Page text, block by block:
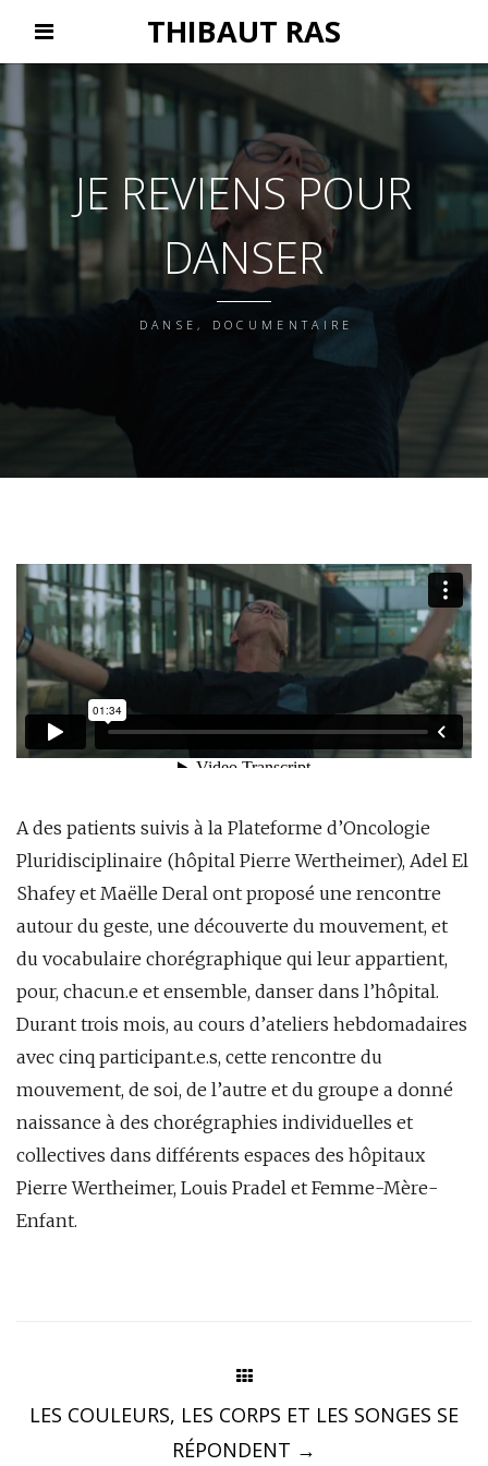
THIBAUT RAS
JE REVIENS POUR
DANSER
DANSE, DOCUMENTAIRE
A des patients suivis à la Plateforme d’Oncologie
Pluridisciplinaire (hôpital Pierre Wertheimer), Adel El
Shafey et Maëlle Deral ont proposé une rencontre
autour du geste, une découverte du mouvement, et
du vocabulaire chorégraphique qui leur appartient,
pour, chacun.e et ensemble, danser dans l’hôpital.
Durant trois mois, au cours d’ateliers hebdomadaires
avec cinq participant.e.s, cette rencontre du
mouvement, de soi, de l’autre et du groupe a donné
naissance à des chorégraphies individuelles et
collectives dans différents espaces des hôpitaux
Pierre Wertheimer, Louis Pradel et Femme-Mère-
Enfant.
LES COULEURS, LES CORPS ET LES SONGES SE
RÉPONDENT →